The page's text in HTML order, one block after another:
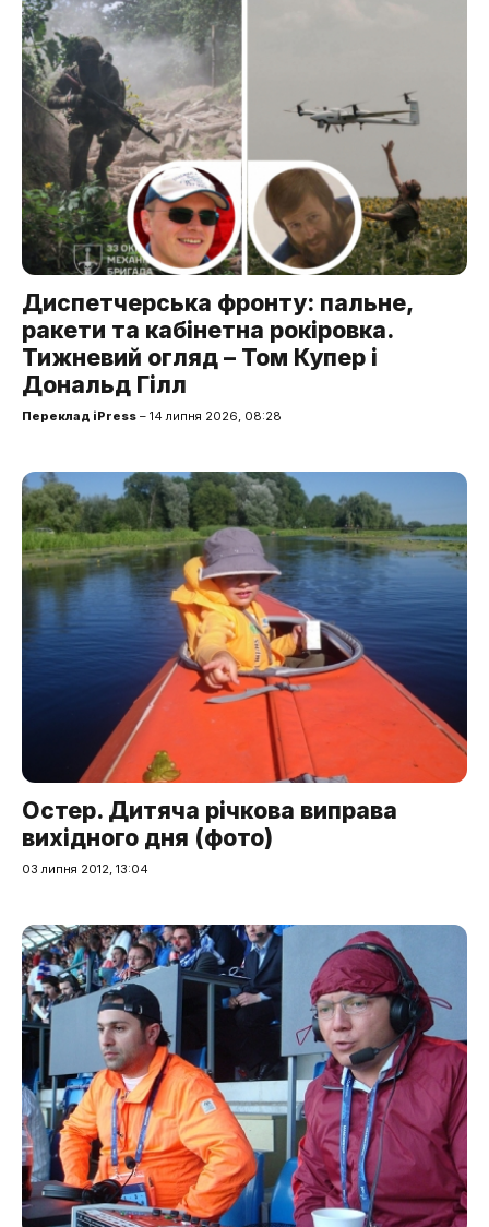
Диспетчерська фронту: пальне,
ракети та кабінетна рокіровка.
Тижневий огляд – Том Купер і
Дональд Гілл
Переклад iPress – 14 липня 2026, 08:28
Остер. Дитяча річкова виправа
вихідного дня (фото)
03 липня 2012, 13:04